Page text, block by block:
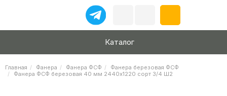
Каталог
Главная Фанера Фанера ФСФ
Фанера березовая ФСФ
Фанера ФСФ березовая 40 мм 2440х1220 сорт 3/4 Ш2